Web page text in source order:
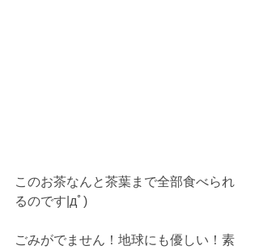
このお茶なんと茶葉まで全部食べられ
るのです|дﾟ)
ごみがでません！地球にも優しい！素